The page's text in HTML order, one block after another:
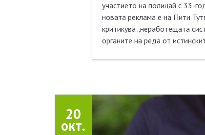
участието на полицай с 33-
новата реклама е на Пити
критикува „неработещата
органите на реда от
20
окт.